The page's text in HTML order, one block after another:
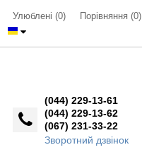
Улюблені (0) Порівняння (0)
(044) 229-13-61
(044) 229-13-62
(067) 231-33-22
Зворотний дзвінок